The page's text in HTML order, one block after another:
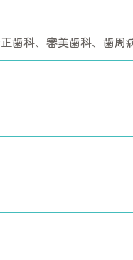
歯科、審美歯科、歯周